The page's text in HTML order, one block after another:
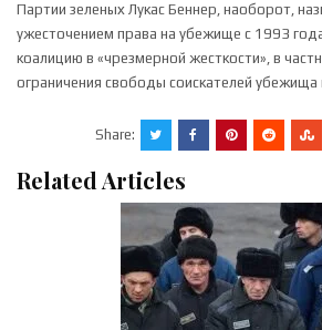
Партии зеленых Лукас Беннер, наоборот,
ужесточением права на убежище с 1993
коалицию в «чрезмерной жесткости», в
ограничения свободы соискателей
Share:
Related Articles